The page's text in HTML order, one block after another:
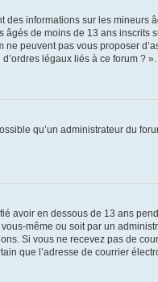
des informations sur les mineurs
de moins de 13 ans inscrits
peuvent pas vous proposer
légaux liés à ce forum ? ».
qu’un administrateur du
avoir en dessous de 13 ans
même ou soit par un
Si vous ne recevez pas de
que l’adresse de courrier